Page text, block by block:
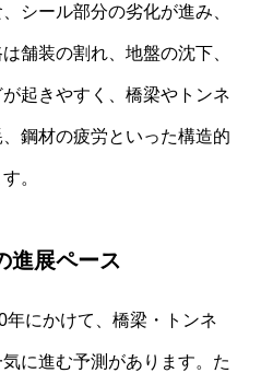
シール部分の劣化が進み、
舗装の割れ、地盤の沈下、
起きやすく、橋梁やトンネ
鋼材の疲労といった構造的
。
進展ペース
年にかけて、橋梁・トンネ
に進む予測があります。た